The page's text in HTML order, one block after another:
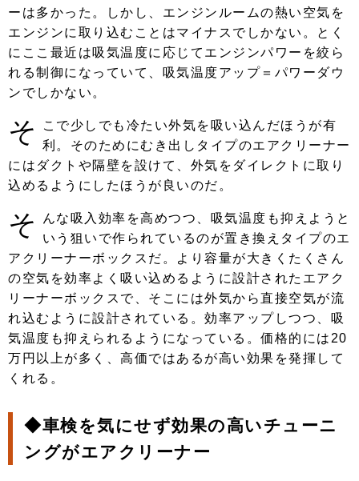
ーは多かった。しかし、エンジンルームの熱い空気を
エンジンに取り込むことはマイナスでしかない。とく
にここ最近は吸気温度に応じてエンジンパワーを絞ら
れる制御になっていて、吸気温度アップ＝パワーダウ
ンでしかない。
そ
こで少しでも冷たい外気を吸い込んだほうが有
利。そのためにむき出しタイプのエアクリーナー
にはダクトや隔壁を設けて、外気をダイレクトに取り
込めるようにしたほうが良いのだ。
そ
んな吸入効率を高めつつ、吸気温度も抑えようと
いう狙いで作られているのが置き換えタイプのエ
アクリーナーボックスだ。より容量が大きくたくさん
の空気を効率よく吸い込めるように設計されたエアク
リーナーボックスで、そこには外気から直接空気が流
れ込むように設計されている。効率アップしつつ、吸
気温度も抑えられるようになっている。価格的には20
万円以上が多く、高価ではあるが高い効果を発揮して
くれる。
◆車検を気にせず効果の高いチューニ
ングがエアクリーナー